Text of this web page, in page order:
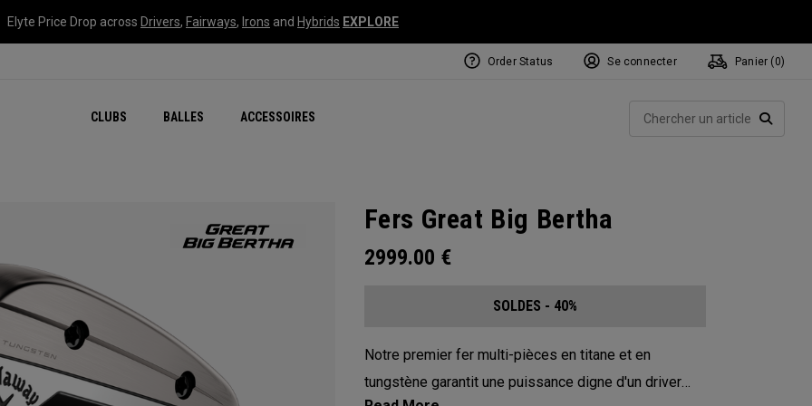
Elyte Price Drop across Drivers, Fairways, Irons and Hybrids EXPLORE
CLUBS BALLES ACCESSOIRES
Order Status Se connecter Panier ( 0)
Fers Great Big Bertha
2999.00 €
SOLDES - 40%
Notre premier fer multi-pièces en titane et en
tungstène garantit une puissance digne d'un driver